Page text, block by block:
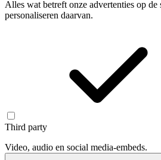
Alles wat betreft onze advertenties op de
personaliseren daarvan.
Third party
Video, audio en social media-embeds.